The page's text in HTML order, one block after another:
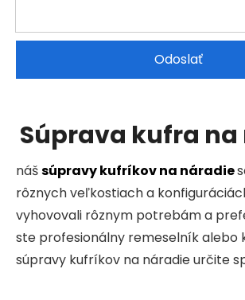
Odoslať
Súprava kufra
nášsúpravy kufríkov na náradie
rôznych veľkostiach a
vyhovovali rôznym potrebám a
ste profesionálny remeselník alebo
súpravy kufríkov na náradie určite
požiadavky. Každé puzdro je